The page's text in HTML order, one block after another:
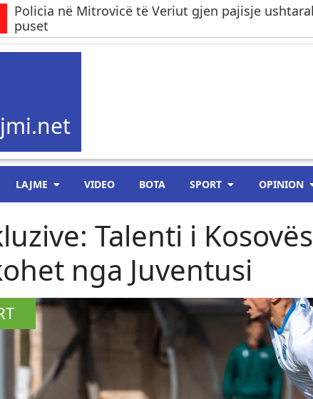
​Policia në Mitrovicë të Veriut gjen pajisje
puset
LAJME VIDEO BOTA SPORT OPINION
Talenti i
nga Juventusi